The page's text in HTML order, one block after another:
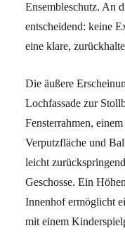
Ensembleschutz. An
entscheidend: keine
eine klare,
Die äußere
Lochfassade zur
Fensterrahmen,
Verputzfläche und
leicht
Geschosse. Ein
Innenhof ermöglicht
mit einem